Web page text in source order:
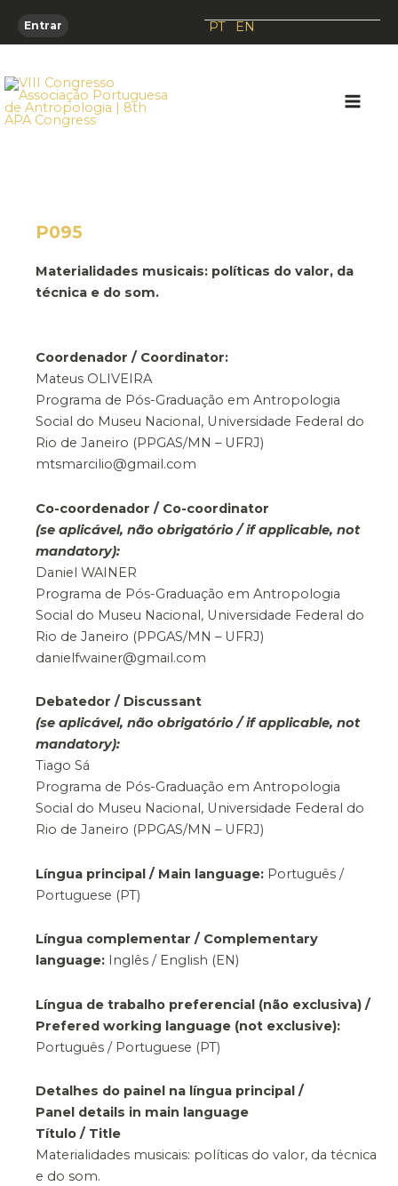
Entrar PT EN
P095
Materialidades musicais: políticas do valor, da
técnica e do som.
Coordenador / Coordinator:
Mateus OLIVEIRA
Programa de Pós-Graduação em Antropologia
Social do Museu Nacional, Universidade Federal do
Rio de Janeiro (PPGAS/MN – UFRJ)
mtsmarcilio@gmail.com
Co-coordenador / Co-coordinator
(se aplicável, não obrigatório / if applicable, not
mandatory):
Daniel WAINER
Programa de Pós-Graduação em Antropologia
Social do Museu Nacional, Universidade Federal do
Rio de Janeiro (PPGAS/MN – UFRJ)
danielfwainer@gmail.com
Debatedor / Discussant
(se aplicável, não obrigatório / if applicable, not
mandatory):
Tiago Sá
Programa de Pós-Graduação em Antropologia
Social do Museu Nacional, Universidade Federal do
Rio de Janeiro (PPGAS/MN – UFRJ)
Língua principal / Main language:Português /
Portuguese (PT)
Língua complementar / Complementary
language:Inglês / English (EN)
Língua de trabalho preferencial (não exclusiva) /
Prefered working language (not exclusive):
Português / Portuguese (PT)
Detalhes do painel na língua principal /
Panel details in main language
Título / Title
Materialidades musicais: políticas do valor, da técnica
e do som.